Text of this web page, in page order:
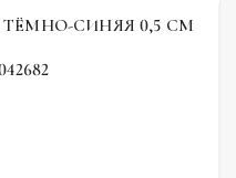
СИНЯЯ 0,5 СМ